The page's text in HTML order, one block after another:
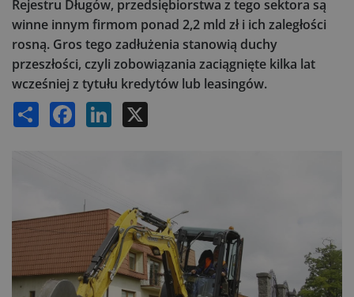
Rejestru Długów, przedsiębiorstwa z tego sektora są
winne innym firmom ponad 2,2 mld zł i ich zaległości
rosną. Gros tego zadłużenia stanowią duchy
przeszłości, czyli zobowiązania zaciągnięte kilka lat
wcześniej z tytułu kredytów lub leasingów.
Share Facebook LinkedIn